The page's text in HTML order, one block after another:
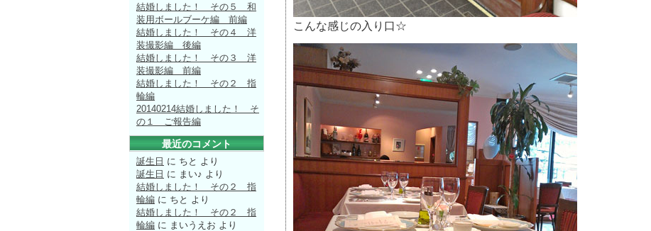
こんな感じの入り口☆
結婚しました！ その５ 和
装用ボールブーケ編 前編
結婚しました！ その４ 洋
装撮影編 後編
結婚しました！ その３ 洋
装撮影編 前編
結婚しました！ その２ 指
輪編
20140214結婚しました！ そ
の１ ご報告編
最近のコメント
誕生日 に ちと より
誕生日 に まい♪ より
結婚しました！ その２ 指
輪編 に ちと より
結婚しました！ その２ 指
輪編 に まいうえお より